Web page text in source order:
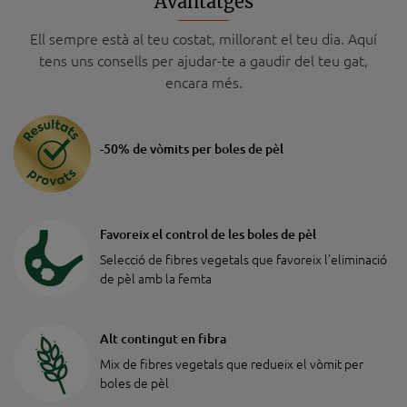
Ell sempre està al teu costat, millorant el teu dia. Aquí
tens uns consells per ajudar-te a gaudir del teu gat,
encara més.
-50% de vòmits per boles de pèl
Favoreix el control de les boles de pèl
Selecció de fibres vegetals que favoreix l'eliminació
de pèl amb la femta
Alt contingut en fibra
Mix de fibres vegetals que redueix el vòmit per
boles de pèl